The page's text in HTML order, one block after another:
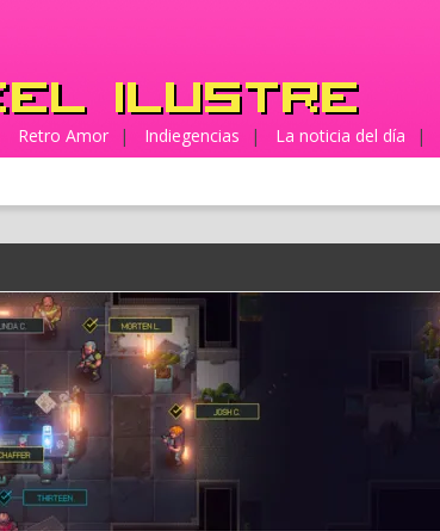
Retro Amor | Indiegencias | La noticia del día |